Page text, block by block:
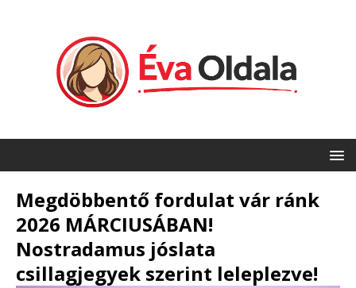
Megdöbbentő fordulat vár ránk
2026 MÁRCIUSÁBAN!
Nostradamus jóslata
csillagjegyek szerint leleplezve!